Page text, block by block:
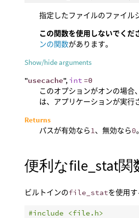
指定したファイルのファイル
この関数を使用しないでくだ
ンの関数があります。
Show/hide arguments
"usecache", int =0
このオプションがオンの場合
は、アプリケーションが実行
Returns
パスが有効なら1、無効なら0。
便利なfile_stat関
ビルトインのfile_statを使用
#include <file.h>